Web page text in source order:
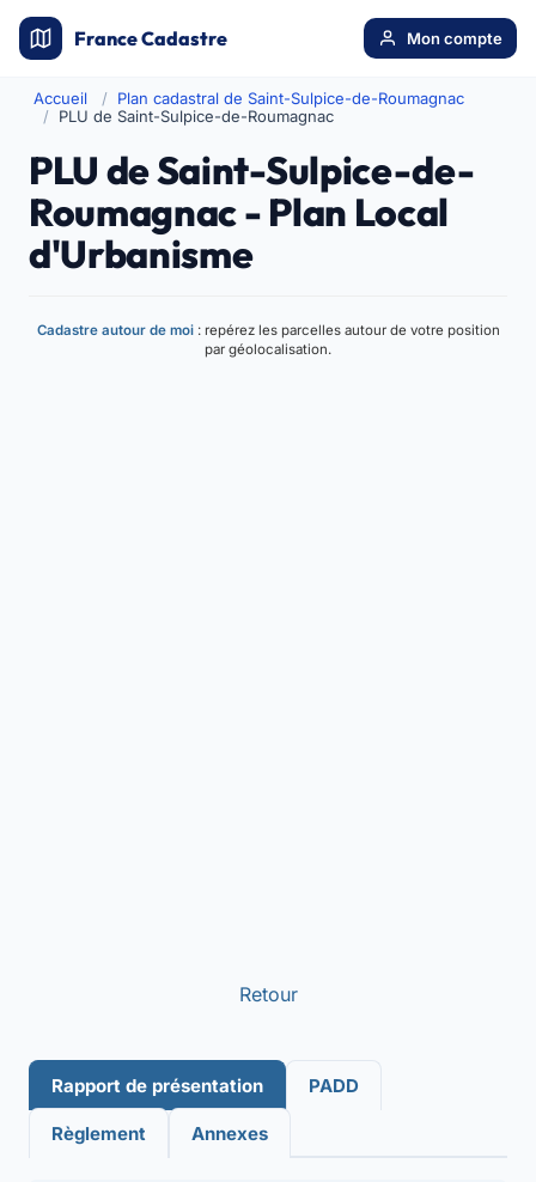
France Cadastre Mon compte
Accueil
Plan cadastral de Saint-Sulpice-de-Roumagnac
PLU de Saint-Sulpice-de-Roumagnac
PLU de Saint-Sulpice-de-
Roumagnac - Plan Local
d'Urbanisme
Cadastre autour de moi: repérez les parcelles autour de votre position
par géolocalisation.
Retour
Rapport de présentation PADD
Règlement Annexes